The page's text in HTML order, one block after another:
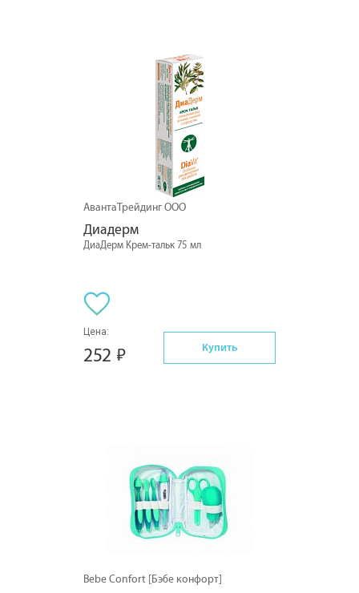
АвантаТрейдинг ООО
Диадерм
ДиаДерм Крем-тальк 75 мл
Цена:
252 Купить
Bebe Confort [Бэбе конфорт]